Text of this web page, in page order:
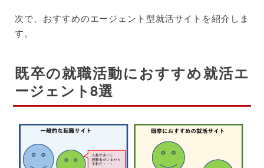
次で、おすすめのエージェント型就活サイトを紹介しま
す。
既卒の就職活動におすすめ就活エ
ージェント8選